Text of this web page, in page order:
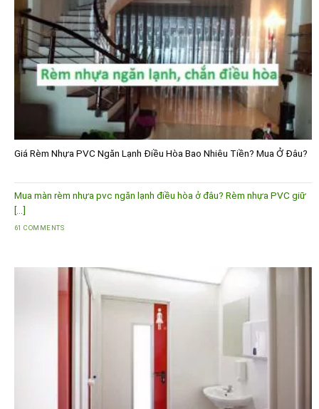
Giá Rèm Nhựa PVC Ngăn Lạnh Điều Hòa Bao Nhiêu Tiền? Mua Ở Đâu?
Mua màn rèm nhựa pvc ngăn lạnh điều hòa ở đâu? Rèm nhựa PVC giữ
[...]
61 COMMENTS